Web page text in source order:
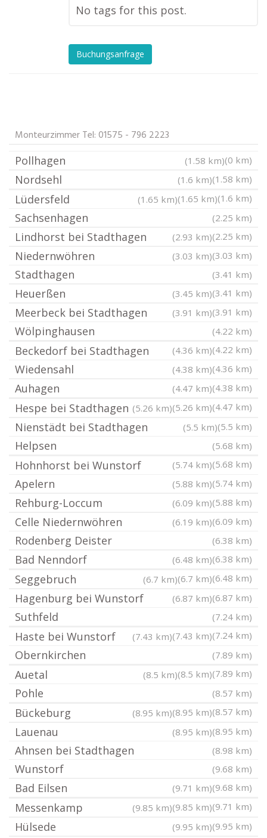
No tags for this post.
Buchungsanfrage
Monteurzimmer Tel: 01575 - 796 2223
(0 km)
Pollhagen
(1.58 km)
(1.58 km)
Nordsehl
(1.6 km)
(1.6 km)
(1.65 km)
Lüdersfeld (1.65 km)
Sachsenhagen
(2.25 km)
(2.25 km)
Lindhorst bei Stadthagen
(2.93 km)
(3.03 km)
Niedernwöhren (3.03 km)
Stadthagen
(3.41 km)
(3.41 km)
Heuerßen
(3.45 km)
(3.91 km)
Meerbeck bei Stadthagen (3.91 km)
Wölpinghausen
(4.22 km)
(4.22 km)
(4.36 km)
Beckedorf bei Stadthagen
(4.36 km)
Wiedensahl
(4.38 km)
(4.38 km)
Auhagen
(4.47 km)
(4.47 km)
(5.26 km)
Hespe bei Stadthagen (5.26 km)
(5.5 km)
Nienstädt bei Stadthagen (5.5 km)
Helpsen
(5.68 km)
(5.68 km)
(5.74 km)
Hohnhorst bei Wunstorf
(5.74 km)
Apelern
(5.88 km)
(5.88 km)
Rehburg-Loccum
(6.09 km)
(6.09 km)
Celle Niedernwöhren (6.19 km)
Rodenberg Deister
(6.38 km)
(6.38 km)
Bad Nenndorf
(6.48 km)
(6.48 km)
(6.7 km)
Seggebruch
(6.7 km)
(6.87 km)
Hagenburg bei Wunstorf (6.87 km)
Suthfeld
(7.24 km)
(7.24 km)
(7.43 km)
Haste bei Wunstorf (7.43 km)
Obernkirchen
(7.89 km)
(7.89 km)
(8.5 km)
Auetal (8.5 km)
Pohle
(8.57 km)
(8.57 km)
(8.95 km)
Bückeburg
(8.95 km)
(8.95 km)
Lauenau (8.95 km)
Ahnsen bei Stadthagen (8.98 km)
Wunstorf
(9.68 km)
(9.68 km)
Bad Eilsen
(9.71 km)
(9.71 km)
(9.85 km)
Messenkamp
(9.85 km)
(9.95 km)
Hülsede (9.95 km)